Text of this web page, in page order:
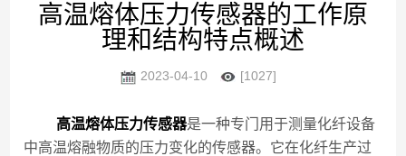
高温熔体压力传感器的工作原
理和结构特点概述
2023-04-10 [1027]
高温熔体压力传感器是一种专门用于测量化纤设备
中高温熔融物质的压力变化的传感器。它在化纤生产过